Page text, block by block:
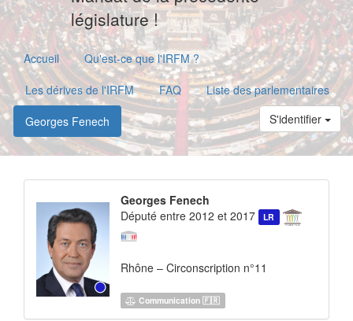
législature !
Accueil
Qu'est-ce que l'IRFM ?
Les dérives de l'IRFM
FAQ
Liste des parlementaires
Georges Fenech
S'identifier
Georges Fenech
Député entre 2012 et 2017
LR
Rhône – Circonscription n°11
Communication 🇫🇷